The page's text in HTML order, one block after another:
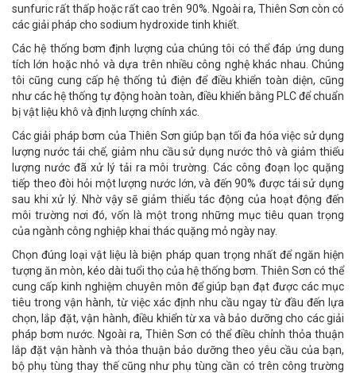
sunfuric rất thấp hoặc rất cao trên 90%. Ngoài ra, Thiên Sơn còn có
các giải pháp cho sodium hydroxide tinh khiết.
Các hệ thống bơm định lượng của chúng tôi có thể đáp ứng dung
tích lớn hoặc nhỏ và dựa trên nhiều công nghệ khác nhau. Chúng
tôi cũng cung cấp hệ thống tủ điện để điều khiển toàn diện, cũng
như các hệ thống tự động hoàn toàn, điều khiển bằng PLC để chuẩn
bị vật liệu khô và định lượng chính xác.
Các giải pháp bơm của Thiên Sơn giúp bạn tối đa hóa việc sử dụng
lượng nước tái chế, giảm nhu cầu sử dụng nước thô và giảm thiểu
lượng nước đã xử lý tải ra môi trường. Các công đoạn lọc quặng
tiếp theo đòi hỏi một lượng nước lớn, và đến 90% được tái sử dụng
sau khi xử lý. Nhờ vậy sẽ giảm thiểu tác động của hoạt động đến
môi trường nơi đó, vốn là một trong những mục tiêu quan trọng
của ngành công nghiệp khai thác quặng mỏ ngày nay.
Chọn đúng loại vật liệu là biện pháp quan trọng nhất để ngăn hiện
tượng ăn mòn, kéo dài tuổi thọ của hệ thống bơm. Thiên Sơn có thể
cung cấp kinh nghiệm chuyên môn để giúp bạn đạt được các mục
tiêu trong vận hành, từ việc xác định nhu cầu ngay từ đầu đến lựa
chọn, lắp đặt, vận hành, điều khiển từ xa và bảo dưỡng cho các giải
pháp bơm nước. Ngoài ra, Thiên Sơn có thể điều chỉnh thỏa thuận
lắp đặt vận hành và thỏa thuận bảo dưỡng theo yêu cầu của bạn,
bộ phụ tùng thay thế cũng như phụ tùng cần có trên công trường